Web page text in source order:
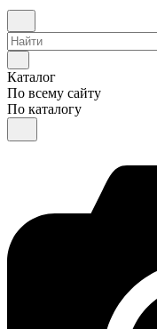
Каталог
По всему сайту
По каталогу